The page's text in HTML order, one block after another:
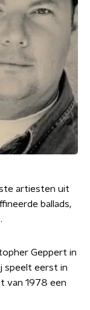
artiesten uit
ballads,
Geppert in
speelt eerst in
van 1978 een